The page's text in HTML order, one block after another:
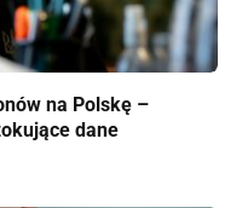
na Polskę –
dane